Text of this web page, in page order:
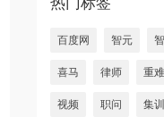
热门标签
百度网 智元
喜马 律师 重
视频 职问 集